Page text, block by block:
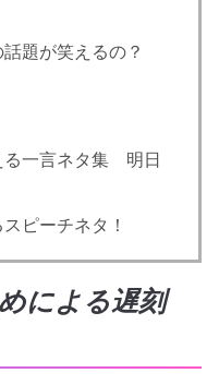
題が笑えるの？
る一言ネタ集 明日
ピーチネタ！
による遅刻